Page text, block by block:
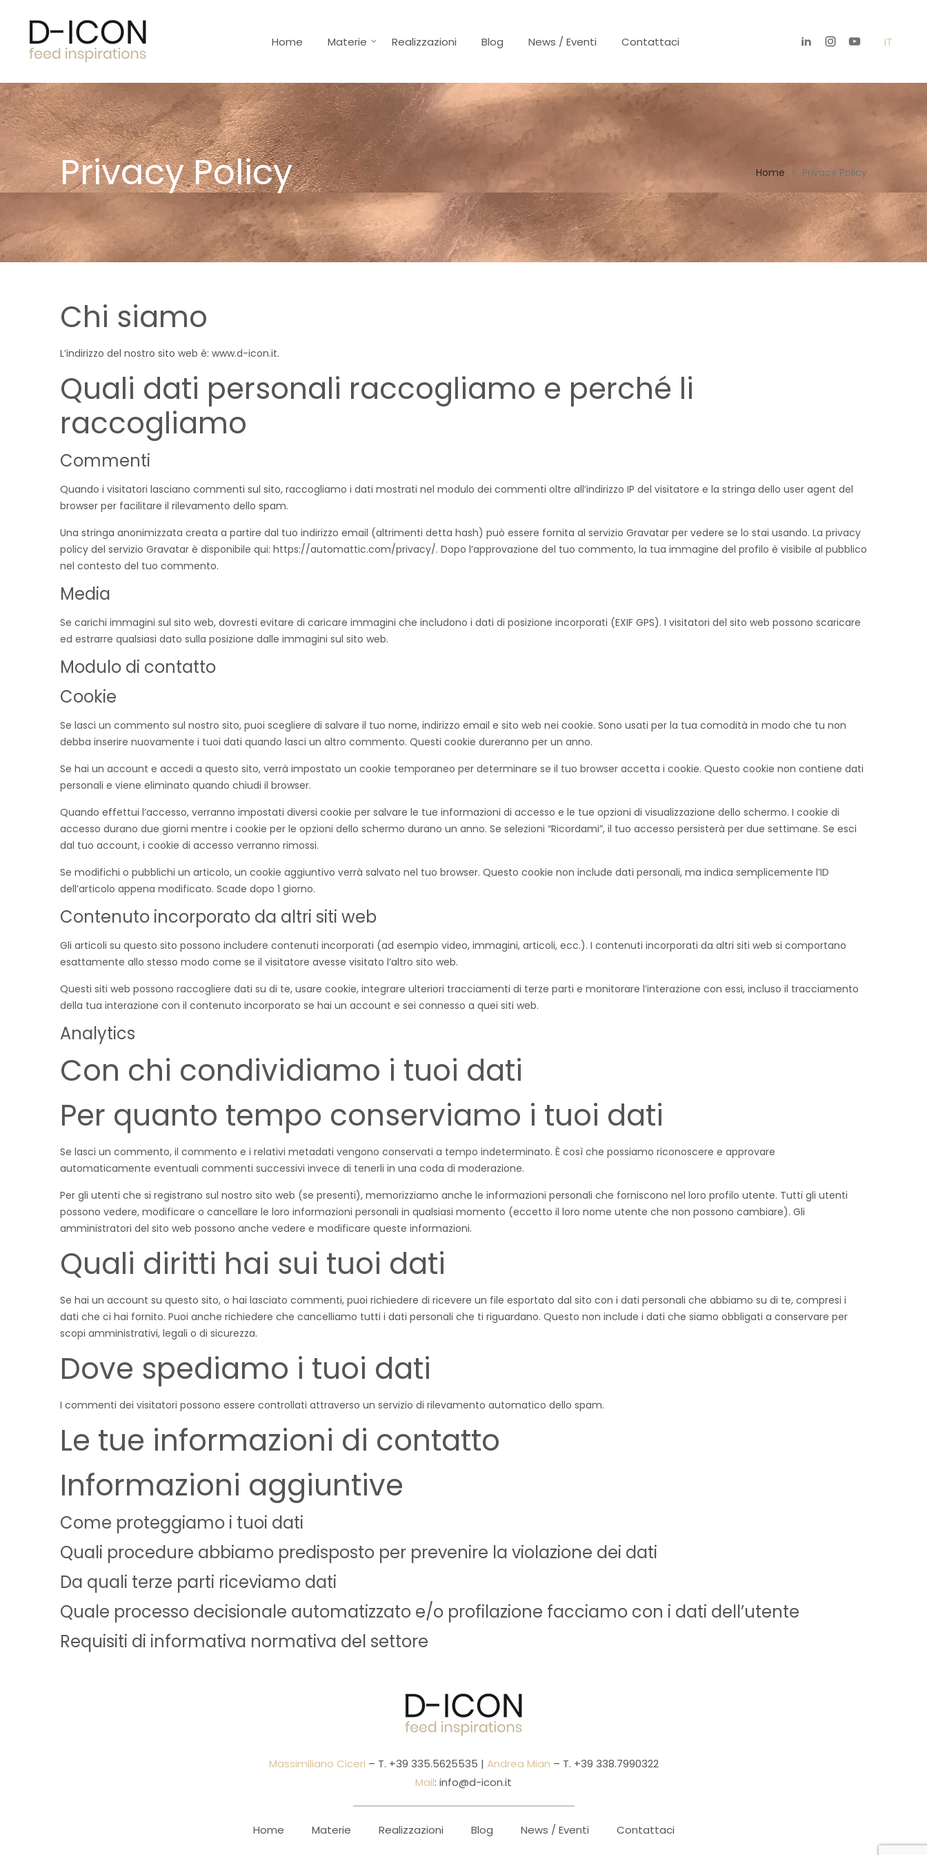
Home Materie Realizzazioni Blog News / Eventi Contattaci IT
Privacy Policy Home > Privacy Policy
Chi siamo
L’indirizzo del nostro sito web è: www.d-icon.it.
Quali dati personali raccogliamo e perché li
raccogliamo
Commenti
Quando i visitatori lasciano commenti sul sito, raccogliamo i dati mostrati nel modulo dei commenti oltre all’indirizzo IP del visitatore e la stringa dello user agent del
browser per facilitare il rilevamento dello spam.
Una stringa anonimizzata creata a partire dal tuo indirizzo email (altrimenti detta hash) può essere fornita al servizio Gravatar per vedere se lo stai usando. La privacy
policy del servizio Gravatar è disponibile qui: https://automattic.com/privacy/. Dopo l’approvazione del tuo commento, la tua immagine del profilo è visibile al pubblico
nel contesto del tuo commento.
Media
Se carichi immagini sul sito web, dovresti evitare di caricare immagini che includono i dati di posizione incorporati (EXIF GPS). I visitatori del sito web possono scaricare
ed estrarre qualsiasi dato sulla posizione dalle immagini sul sito web.
Modulo di contatto
Cookie
Se lasci un commento sul nostro sito, puoi scegliere di salvare il tuo nome, indirizzo email e sito web nei cookie. Sono usati per la tua comodità in modo che tu non
debba inserire nuovamente i tuoi dati quando lasci un altro commento. Questi cookie dureranno per un anno.
Se hai un account e accedi a questo sito, verrà impostato un cookie temporaneo per determinare se il tuo browser accetta i cookie. Questo cookie non contiene dati
personali e viene eliminato quando chiudi il browser.
Quando effettui l’accesso, verranno impostati diversi cookie per salvare le tue informazioni di accesso e le tue opzioni di visualizzazione dello schermo. I cookie di
accesso durano due giorni mentre i cookie per le opzioni dello schermo durano un anno. Se selezioni “Ricordami”, il tuo accesso persisterà per due settimane. Se esci
dal tuo account, i cookie di accesso verranno rimossi.
Se modifichi o pubblichi un articolo, un cookie aggiuntivo verrà salvato nel tuo browser. Questo cookie non include dati personali, ma indica semplicemente l’ID
dell’articolo appena modificato. Scade dopo 1 giorno.
Contenuto incorporato da altri siti web
Gli articoli su questo sito possono includere contenuti incorporati (ad esempio video, immagini, articoli, ecc.). I contenuti incorporati da altri siti web si comportano
esattamente allo stesso modo come se il visitatore avesse visitato l’altro sito web.
Questi siti web possono raccogliere dati su di te, usare cookie, integrare ulteriori tracciamenti di terze parti e monitorare l’interazione con essi, incluso il tracciamento
della tua interazione con il contenuto incorporato se hai un account e sei connesso a quei siti web.
Analytics
Con chi condividiamo i tuoi dati
Per quanto tempo conserviamo i tuoi dati
Se lasci un commento, il commento e i relativi metadati vengono conservati a tempo indeterminato. È così che possiamo riconoscere e approvare
automaticamente eventuali commenti successivi invece di tenerli in una coda di moderazione.
Per gli utenti che si registrano sul nostro sito web (se presenti), memorizziamo anche le informazioni personali che forniscono nel loro profilo utente. Tutti gli utenti
possono vedere, modificare o cancellare le loro informazioni personali in qualsiasi momento (eccetto il loro nome utente che non possono cambiare). Gli
amministratori del sito web possono anche vedere e modificare queste informazioni.
Quali diritti hai sui tuoi dati
Se hai un account su questo sito, o hai lasciato commenti, puoi richiedere di ricevere un file esportato dal sito con i dati personali che abbiamo su di te, compresi i
dati che ci hai fornito. Puoi anche richiedere che cancelliamo tutti i dati personali che ti riguardano. Questo non include i dati che siamo obbligati a conservare per
scopi amministrativi, legali o di sicurezza.
Dove spediamo i tuoi dati
I commenti dei visitatori possono essere controllati attraverso un servizio di rilevamento automatico dello spam.
Le tue informazioni di contatto
Informazioni aggiuntive
Come proteggiamo i tuoi dati
Quali procedure abbiamo predisposto per prevenire la violazione dei dati
Da quali terze parti riceviamo dati
Quale processo decisionale automatizzato e/o profilazione facciamo con i dati dell’utente
Requisiti di informativa normativa del settore
Massimiliano Ciceri – T. +39 335.5625535 | Andrea Mian – T. +39 338.7990322
Mail: info@d-icon.it
Home Materie Realizzazioni Blog News / Eventi Contattaci